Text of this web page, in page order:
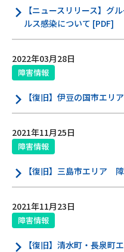
【ニュースリリース】グ
ルス感染について [PDF]
2022年03月28日
障害情報
【復旧】伊豆の国市エ
2021年11月25日
障害情報
【復旧】三島市エリア
2021年11月23日
障害情報
【復旧】清水町・長泉